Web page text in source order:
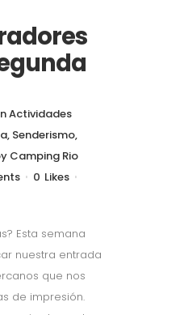
Actividades
, Senderismo,
Camping Rio
0 Likes
Esta semana
nuestra entrada
que nos
de impresión.